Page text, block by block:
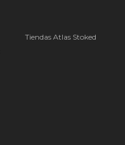
Tiendas Atlas Stoked